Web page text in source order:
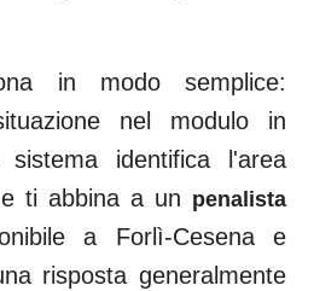
in modo semplice:
nel modulo in
identifica l'area
ti abbina a un penalista
a Forlì-Cesenae
risposta generalmente